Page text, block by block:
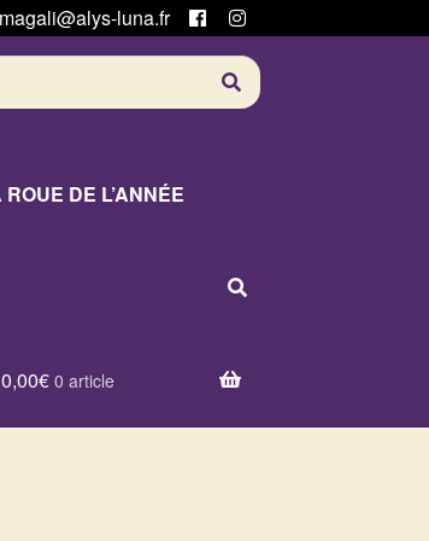
magali@alys-luna.fr
ROUE DE L’ANNÉE
0,00€ 0 article